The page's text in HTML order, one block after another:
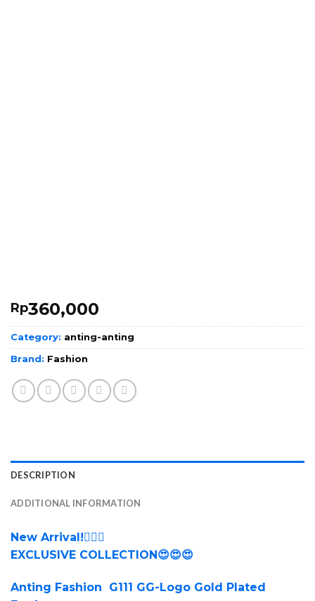
Rp360,000
Category: anting-anting
Brand: Fashion
DESCRIPTION
ADDITIONAL INFORMATION
New Arrival!❤️‍🔥✨
EXCLUSIVE COLLECTION😍😍😍
Anting Fashion G111 GG-Logo Gold Plated